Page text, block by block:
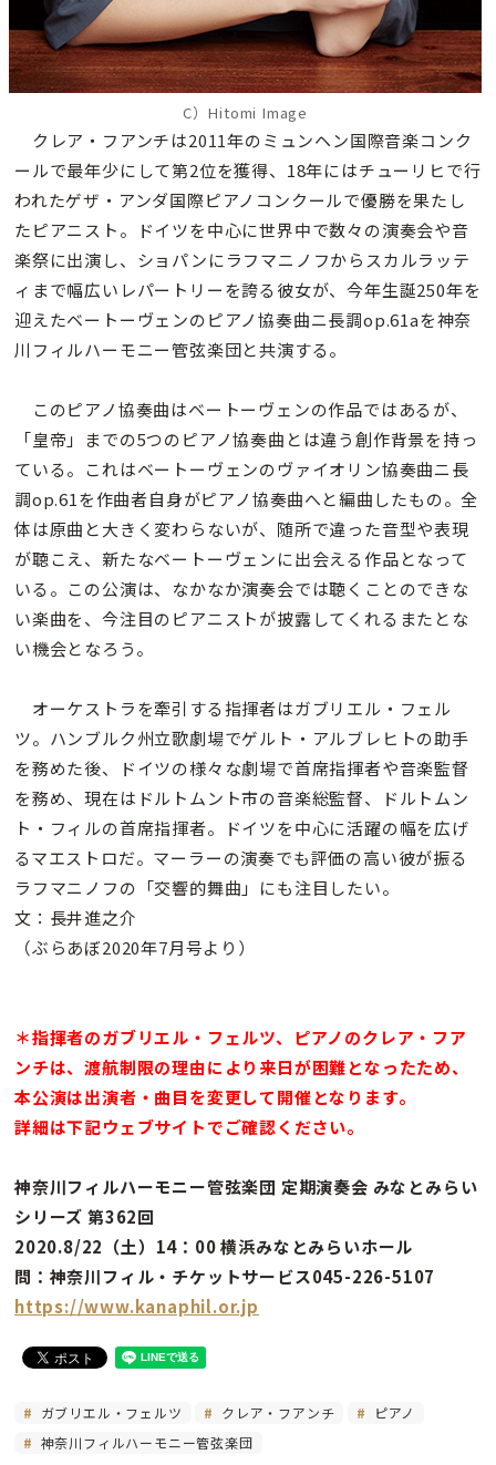
C）Hitomi Image
クレア・フアンチは2011年のミュンヘン国際音楽コンク
ールで最年少にして第2位を獲得、18年にはチューリヒで行
われたゲザ・アンダ国際ピアノコンクールで優勝を果たし
たピアニスト。ドイツを中心に世界中で数々の演奏会や音
楽祭に出演し、ショパンにラフマニノフからスカルラッテ
ィまで幅広いレパートリーを誇る彼女が、今年生誕250年を
迎えたベートーヴェンのピアノ協奏曲ニ長調op.61aを神奈
川フィルハーモニー管弦楽団と共演する。
このピアノ協奏曲はベートーヴェンの作品ではあるが、
「皇帝」までの5つのピアノ協奏曲とは違う創作背景を持っ
ている。これはベートーヴェンのヴァイオリン協奏曲ニ長
調op.61を作曲者自身がピアノ協奏曲へと編曲したもの。全
体は原曲と大きく変わらないが、随所で違った音型や表現
が聴こえ、新たなベートーヴェンに出会える作品となって
いる。この公演は、なかなか演奏会では聴くことのできな
い楽曲を、今注目のピアニストが披露してくれるまたとな
い機会となろう。
オーケストラを牽引する指揮者はガブリエル・フェル
ツ。ハンブルク州立歌劇場でゲルト・アルブレヒトの助手
を務めた後、ドイツの様々な劇場で首席指揮者や音楽監督
を務め、現在はドルトムント市の音楽総監督、ドルトムン
ト・フィルの首席指揮者。ドイツを中心に活躍の幅を広げ
るマエストロだ。マーラーの演奏でも評価の高い彼が振る
ラフマニノフの「交響的舞曲」にも注目したい。
文：長井進之介
（ぶらあぼ2020年7月号より）
＊指揮者のガブリエル・フェルツ、ピアノのクレア・フア
ンチは、渡航制限の理由により来日が困難となったため、
本公演は出演者・曲目を変更して開催となります。
詳細は下記ウェブサイトでご確認ください。
神奈川フィルハーモニー管弦楽団 定期演奏会 みなとみらい
シリーズ 第362回
2020.8/22（土）14：00 横浜みなとみらいホール
問：神奈川フィル・チケットサービス045-226-5107
https://www.kanaphil.or.jp
ガブリエル・フェルツ クレア・フアンチ
ピアノ
神奈川フィルハーモニー管弦楽団